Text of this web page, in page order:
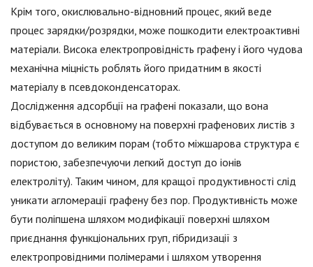
Крім того, окислювально-відновний процес, який веде
процес зарядки/розрядки, може пошкодити електроактивні
матеріали. Висока електропровідність графену і його чудова
механічна міцність роблять його придатним в якості
матеріалу в псевдоконденсаторах.
Дослідження адсорбції на графені показали, що вона
відбувається в основному на поверхні графенових листів з
доступом до великим порам (тобто міжшарова структура є
пористою, забезпечуючи легкий доступ до іонів
електроліту). Таким чином, для кращої продуктивності слід
уникати агломерації графену без пор. Продуктивність може
бути поліпшена шляхом модифікації поверхні шляхом
приєднання функціональних груп, гібридизації з
електропровідними полімерами і шляхом утворення